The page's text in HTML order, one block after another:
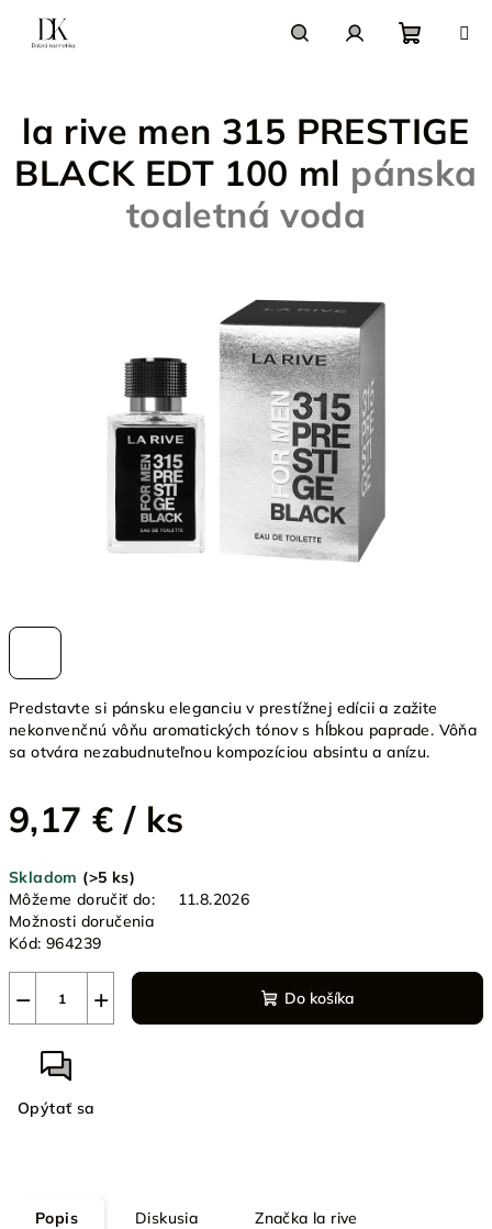
obsah
košík
Predstavte si pánsku eleganciu v prestížnej edícii a zažite
nekonvenčnú vôňu aromatických tónov s hĺbkou paprade. Vôňa
sa otvára nezabudnuteľnou kompozíciou absintu a anízu.
9,17 € / ks
cena:
Skladom (>5 ks)
Môžeme doručiť do:
11.8.2026
Možnosti doručenia
Kód: 964239
+
− Do košíka
Opýtať sa
la rive men 315 PRESTIGE
BLACK EDT 100 ml pánska
toaletná voda
Popis Diskusia Značka la rive